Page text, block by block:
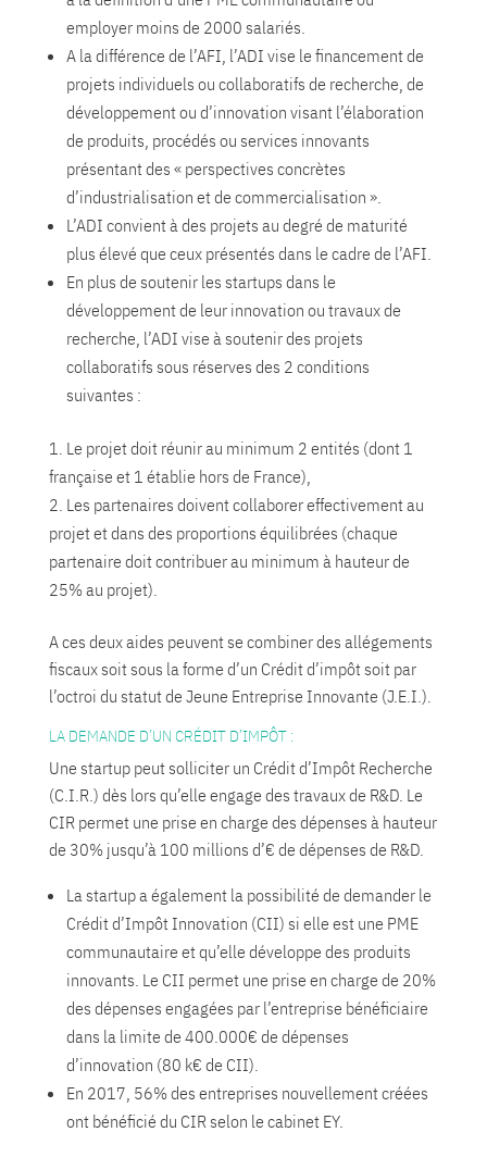
employer moins de 2000 salariés.
A la différence de l’AFI, l’ADI vise le financement de
projets individuels ou collaboratifs de recherche, de
développement ou d’innovation visant l’élaboration
de produits, procédés ou services innovants
présentant des « perspectives concrètes
d’industrialisation et de commercialisation ».
L’ADI convient à des projets au degré de maturité
plus élevé que ceux présentés dans le cadre de l’AFI.
En plus de soutenir les startups dans le
développement de leur innovation ou travaux de
recherche, l’ADI vise à soutenir des projets
collaboratifs sous réserves des 2 conditions
suivantes :
Le projet doit réunir au minimum 2 entités (dont 1
française et 1 établie hors de France),
Les partenaires doivent collaborer effectivement au
projet et dans des proportions équilibrées (chaque
partenaire doit contribuer au minimum à hauteur de
25% au projet).
A ces deux aides peuvent se combiner des allégements
fiscaux soit sous la forme d’un Crédit d’impôt soit par
l’octroi du statut de Jeune Entreprise Innovante (J.E.I.).
LA DEMANDE D’UN CRÉDIT D’IMPÔT :
Une startup peut solliciter un Crédit d’Impôt Recherche
(C.I.R.) dès lors qu’elle engage des travaux de R&D. Le
CIR permet une prise en charge des dépenses à hauteur
de 30% jusqu’à 100 millions d’€ de dépenses de R&D.
La startup a également la possibilité de demander le
Crédit d’Impôt Innovation (CII) si elle est une PME
communautaire et qu’elle développe des produits
innovants. Le CII permet une prise en charge de 20%
des dépenses engagées par l’entreprise bénéficiaire
dans la limite de 400.000€ de dépenses
d’innovation (80 k€ de CII).
En 2017, 56% des entreprises nouvellement créées
ont bénéficié du CIR selon le cabinet EY.